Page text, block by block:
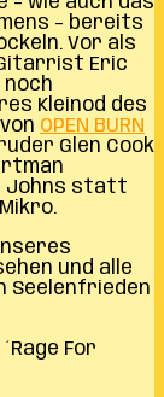
– bereits
Vor als
Eric
Kleinod des
OPEN BURN
Glen Cook
Johns statt
und alle
Seelenfrieden
For